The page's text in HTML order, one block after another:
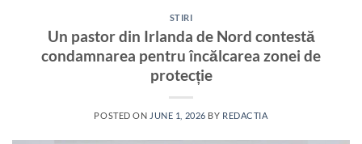
STIRI
Un pastor din Irlanda de Nord contestă
condamnarea pentru încălcarea zonei de
protecție
POSTED ON JUNE 1, 2026 BY REDACTIA